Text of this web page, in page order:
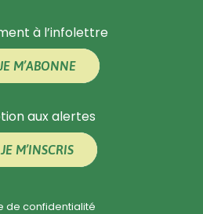
à l’infolettre
M’ABONNE
aux alertes
JE M’INSCRIS
de confidentialité